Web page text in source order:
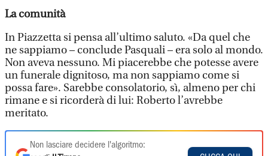
La comunità
In Piazzetta si pensa all’ultimo saluto. «Da quel che
ne sappiamo – conclude Pasquali – era solo al mondo.
Non aveva nessuno. Mi piacerebbe che potesse avere
un funerale dignitoso, ma non sappiamo come si
possa fare». Sarebbe consolatorio, sì, almeno per chi
rimane e si ricorderà di lui: Roberto l’avrebbe
meritato.
Non lasciare decidere l'algoritmo: